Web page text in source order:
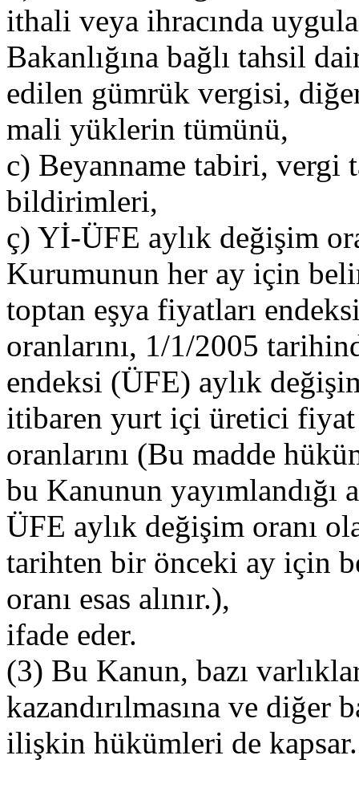
ithali veya ihracında
Bakanlığına bağlı tahsil
edilen gümrük vergisi,
mali yüklerin tümünü,
c) Beyanname tabiri, vergi
bildirimleri,
ç) Yİ-ÜFE aylık değişim
Kurumunun her ay için
toptan eşya fiyatları
oranlarını, 1/1/2005
endeksi (ÜFE) aylık
itibaren yurt içi üretici
oranlarını (Bu madde
bu Kanunun
ÜFE aylık değişim oranı
tarihten bir önceki ay için
oranı esas alınır.),
ifade eder.
(3) Bu Kanun, bazı
kazandırılmasına ve diğer
ilişkin hükümleri de kapsar.